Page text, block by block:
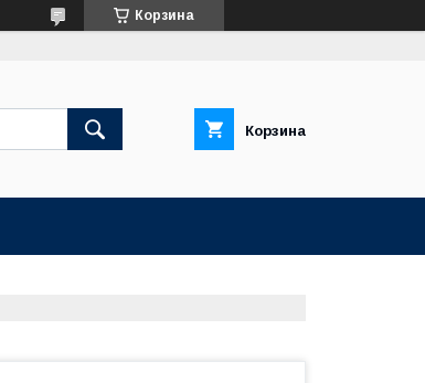
Корзина
Корзина